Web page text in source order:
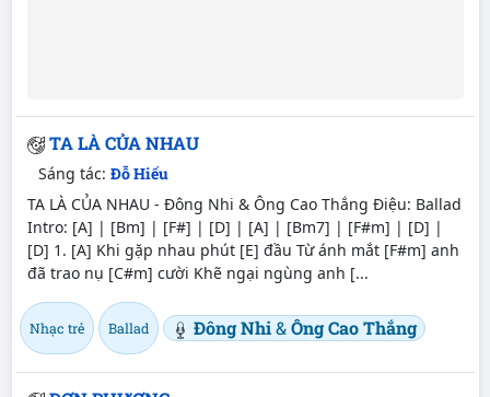
TA LÀ CỦA NHAU
Sáng tác: Đỗ Hiếu
TA LÀ CỦA NHAU - Đông Nhi & Ông Cao Thắng Điệu: Ballad
Intro: [A] | [Bm] | [F#] | [D] | [A] | [Bm7] | [F#m] | [D] |
[D] 1. [A] Khi gặp nhau phút [E] đầu Từ ánh mắt [F#m] anh
đã trao nụ [C#m] cười Khẽ ngại ngùng anh [...
Nhạc trẻ Ballad Đông Nhi&Ông Cao Thắng